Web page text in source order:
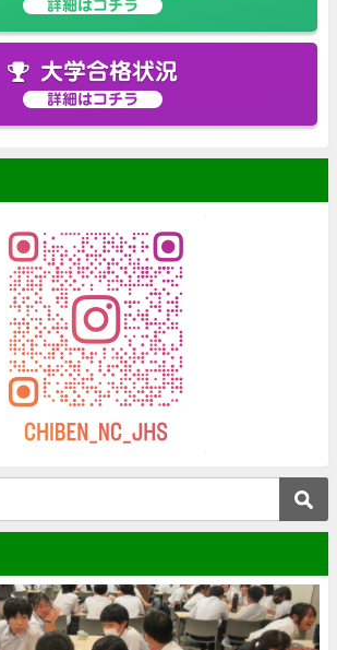
詳細はコチラ
大学合格状況
詳細はコチラ